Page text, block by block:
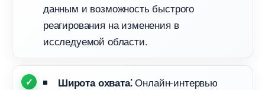
данным и возможность быстрого
реагирования на изменения
исследуемой области.​
Широта охвата⁚Онлайн-интервью